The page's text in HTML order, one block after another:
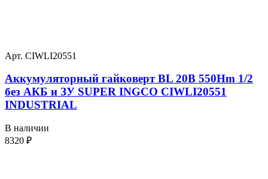
Арт. CIWLI20551
Аккумуляторный гайковерт BL 20В 550Hm 1/2
без АКБ и ЗУ SUPER INGCO CIWLI20551
INDUSTRIAL
В наличии
8320 ₽